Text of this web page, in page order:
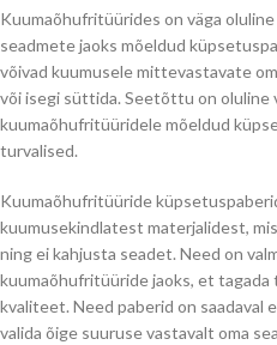
Kuumaõhufritüürides on väga
seadmete jaoks mõeldud
võivad kuumusele mittevastavate
või isegi süttida. Seetõttu on oluline
kuumaõhufritüüridele mõeldud
turvalised.
Kuumaõhufritüüride
kuumusekindlatest materjalidest,
ning ei kahjusta seadet. Need on
kuumaõhufritüüride jaoks, et tagada
kvaliteet. Need paberid on saadaval
valida õige suuruse vastavalt oma